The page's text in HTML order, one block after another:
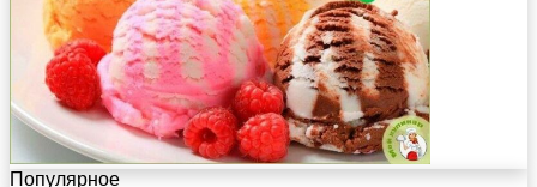
Популярное